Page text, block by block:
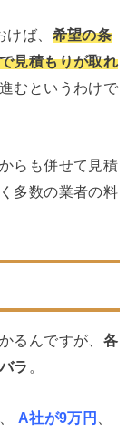
ば、 希望の条
見積もりが取れ
むというわけで
らも併せて見積
多数の業者の料
るんですが、 各
ラ 。
A社が9万円